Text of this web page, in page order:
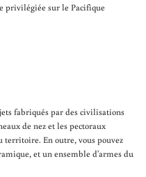
privilégiée sur le Pacifique
fabriqués par des civilisations
de nez et les pectoraux
territoire. En outre, vous pouvez
et un ensemble d'armes du